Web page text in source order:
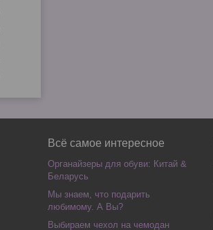
Всё самое интересное
Органайзеры для обуви: Китай &
Беларусь
Мы знаем, что подарить
любимому. А Вы?
Выбираем чехол на чемодан